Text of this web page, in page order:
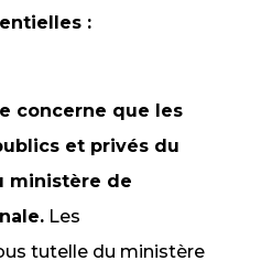
:
concerne que les
et privés du
ministère de
Les
tutelle du ministère